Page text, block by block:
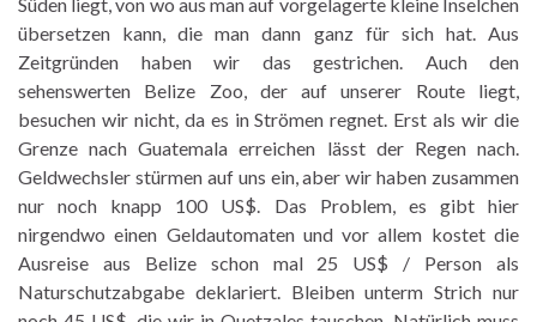
übersetzen kann, die man dann ganz für sich hat. Aus
Zeitgründen haben wir das gestrichen. Auch den
sehenswerten Belize Zoo, der auf unserer Route liegt,
besuchen wir nicht, da es in Strömen regnet. Erst als wir die
Grenze nach Guatemala erreichen lässt der Regen nach.
Geldwechsler stürmen auf uns ein, aber wir haben zusammen
nur noch knapp 100 US$. Das Problem, es gibt hier
nirgendwo einen Geldautomaten und vor allem kostet die
Ausreise aus Belize schon mal 25 US$ / Person als
Naturschutzabgabe deklariert. Bleiben unterm Strich nur